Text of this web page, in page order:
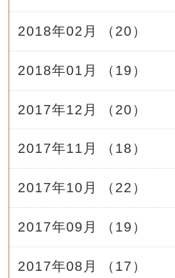
2018年02月 （20）
2018年01月 （19）
2017年12月 （20）
2017年11月 （18）
2017年10月 （22）
2017年09月 （19）
2017年08月 （17）